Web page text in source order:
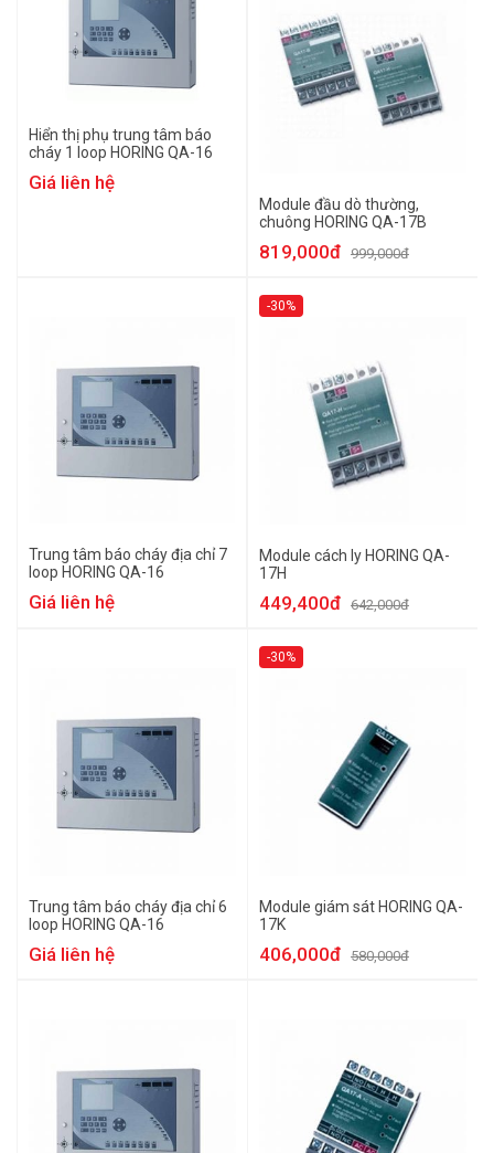
Hiển thị phụ trung tâm báo
cháy 1 loop HORING QA-16
Giá liên hệ
Module đầu dò thường,
chuông HORING QA-17B
819,000đ 999,000đ
Trung tâm báo cháy địa chỉ 7
loop HORING QA-16
Giá liên hệ
-30%
Module cách ly HORING QA-
17H
449,400đ 642,000đ
Trung tâm báo cháy địa chỉ 6
loop HORING QA-16
Giá liên hệ
-30%
Module giám sát HORING QA-
17K
406,000đ 580,000đ